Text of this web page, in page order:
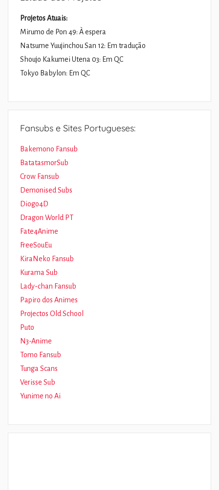
Projetos Atuais:
Mirumo de Pon 49: À espera
Natsume Yuujinchou San 12: Em tradução
Shoujo Kakumei Utena 03: Em QC
Tokyo Babylon: Em QC
Fansubs e Sites Portugueses:
Bakemono Fansub
BatatasmorSub
Crow Fansub
Demonised Subs
Diogo4D
Dragon World PT
Fate4Anime
FreeSouEu
KiraNeko Fansub
Kurama Sub
Lady-chan Fansub
Papiro dos Animes
Projectos Old School
Puto
N3-Anime
Tomo Fansub
Tunga Scans
Verisse Sub
Yunime no Ai